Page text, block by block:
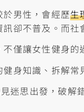
於男性，會經歷生
卻不普及。而社
僅讓女性健身
身知識、拆解常
迷思出發，破解